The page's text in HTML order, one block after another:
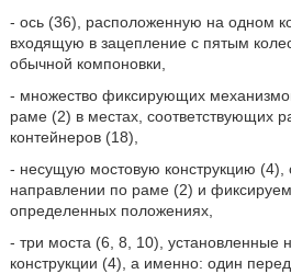
- ось (36), расположенную на одном
входящую в зацепление с пятым
обычной компоновки,
- множество фиксирующих
раме (2) в местах, соответствующих
контейнеров (18),
- несущую мостовую конструкцию
направлении по раме (2) и
определенных положениях,
- три моста (6, 8, 10), установленные
конструкции (4), а именно: один